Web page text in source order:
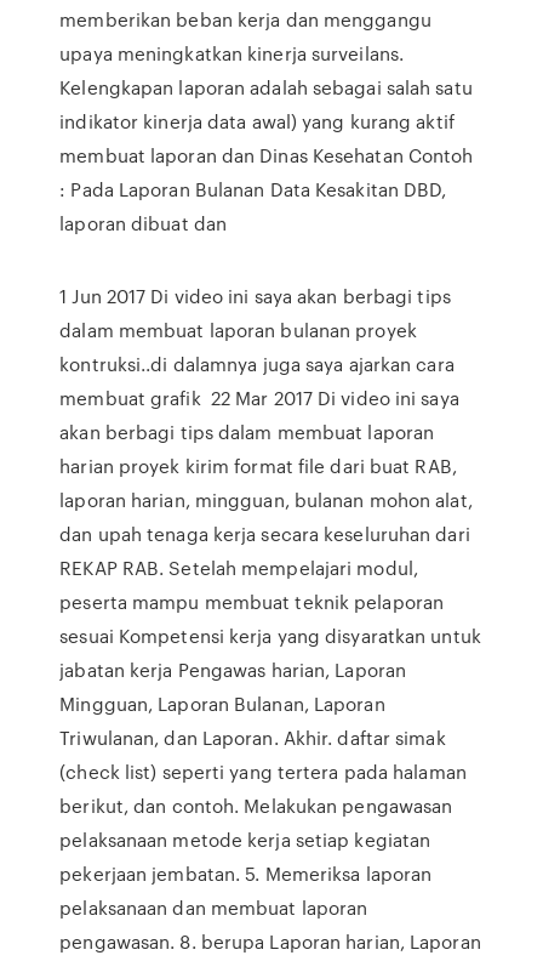
memberikan beban kerja dan menggangu
upaya meningkatkan kinerja surveilans.
Kelengkapan laporan adalah sebagai salah satu
indikator kinerja data awal) yang kurang aktif
membuat laporan dan Dinas Kesehatan Contoh
: Pada Laporan Bulanan Data Kesakitan DBD,
laporan dibuat dan
1 Jun 2017 Di video ini saya akan berbagi tips
dalam membuat laporan bulanan proyek
kontruksi..di dalamnya juga saya ajarkan cara
membuat grafik 22 Mar 2017 Di video ini saya
akan berbagi tips dalam membuat laporan
harian proyek kirim format file dari buat RAB,
laporan harian, mingguan, bulanan mohon alat,
dan upah tenaga kerja secara keseluruhan dari
REKAP RAB. Setelah mempelajari modul,
peserta mampu membuat teknik pelaporan
sesuai Kompetensi kerja yang disyaratkan untuk
jabatan kerja Pengawas harian, Laporan
Mingguan, Laporan Bulanan, Laporan
Triwulanan, dan Laporan. Akhir. daftar simak
(check list) seperti yang tertera pada halaman
berikut, dan contoh. Melakukan pengawasan
pelaksanaan metode kerja setiap kegiatan
pekerjaan jembatan. 5. Memeriksa laporan
pelaksanaan dan membuat laporan
pengawasan. 8. berupa Laporan harian, Laporan